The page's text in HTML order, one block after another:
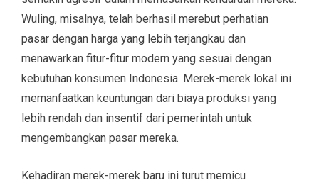
Wuling, misalnya, telah berhasil merebut perhatian
pasar dengan harga yang lebih terjangkau dan
menawarkan fitur-fitur modern yang sesuai dengan
kebutuhan konsumen Indonesia. Merek-merek lokal ini
memanfaatkan keuntungan dari biaya produksi yang
lebih rendah dan insentif dari pemerintah untuk
mengembangkan pasar mereka.
Kehadiran merek-merek baru ini turut memicu